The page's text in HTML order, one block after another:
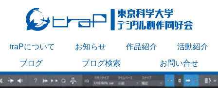
traPについて お知らせ 作品紹介
活動紹介
ブログ
ブログ検索 お問い合せ